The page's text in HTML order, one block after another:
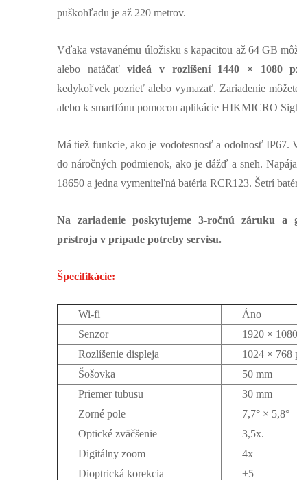
puškohľadu je až 220 metrov.
Vďaka vstavanému úložisku s kapacitou až 64 GB
alebo natáčaťvideá v rozlíšení 1440 × 1080
kedykoľvek pozrieť alebo vymazať. Zariadenie
alebo k smartfónu pomocou aplikácie HIKMICRO
Má tiež funkcie, ako je vodotesnosť a odolnosť
do náročných podmienok, ako je dážď a sneh.
18650 a jedna vymeniteľná batéria RCR123. Šetrí
Na zariadenie poskytujeme 3-ročnú záruku a
prístroja v prípade potreby servisu.
Špecifikácie:
Wi-fi
Áno
Senzor
1920 ×
Rozlíšenie displeja
1024 × 768
Šošovka
50 mm
Priemer tubusu
30 mm
Zorné pole
7,7° × 5,8°
Optické zväčšenie
3,5x.
Digitálny zoom
4x
Dioptrická korekcia
±5